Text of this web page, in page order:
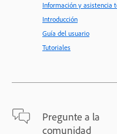
Información y asistencia
Introducción
Guía del usuario
Tutoriales
Pregunte a la
comunidad